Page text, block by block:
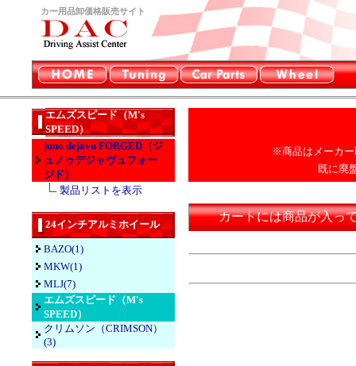
カー用品卸価格販売サイト
エムズスピード（M's
SPEED）
juno dejavu FORGED（ジ
ュノゥデジャヴュフォー
ジド）
製品リストを表示
24インチアルミホイール
BAZO(1)
MKW(1)
MLJ(7)
エムズスピード（M's
SPEED）
クリムソン（CRIMSON）
(3)
※商品はメーカー
既に廃
カートには商品が入っ